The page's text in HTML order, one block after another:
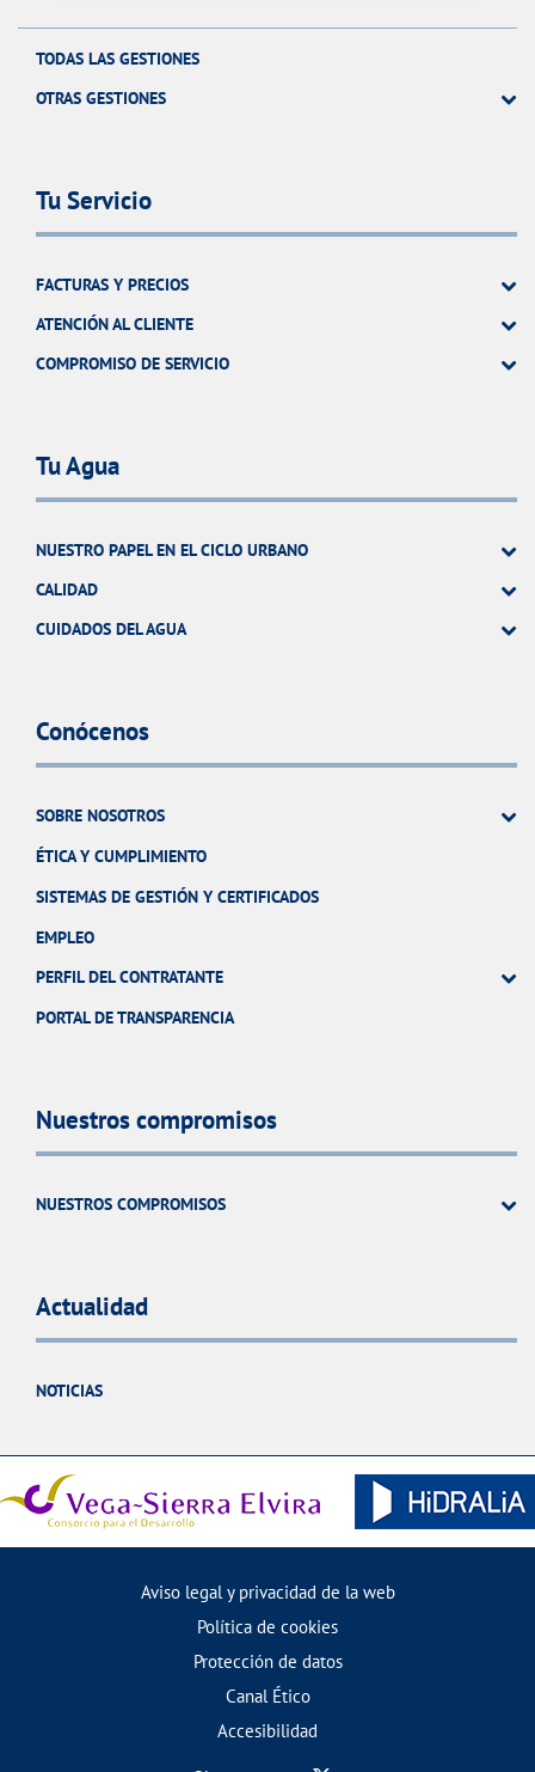
TODAS LAS GESTIONES
OTRAS GESTIONES
Tu Servicio
FACTURAS Y PRECIOS
ATENCIÓN AL CLIENTE
COMPROMISO DE SERVICIO
Tu Agua
NUESTRO PAPEL EN EL CICLO URBANO
CALIDAD
CUIDADOS DEL AGUA
Conócenos
SOBRE NOSOTROS
ÉTICA Y CUMPLIMIENTO
SISTEMAS DE GESTIÓN Y CERTIFICADOS
EMPLEO
PERFIL DEL CONTRATANTE
PORTAL DE TRANSPARENCIA
Nuestros compromisos
NUESTROS COMPROMISOS
Actualidad
NOTICIAS
Aviso legal y privacidad de la web
Política de cookies
Protección de datos
Canal Ético
Accesibilidad